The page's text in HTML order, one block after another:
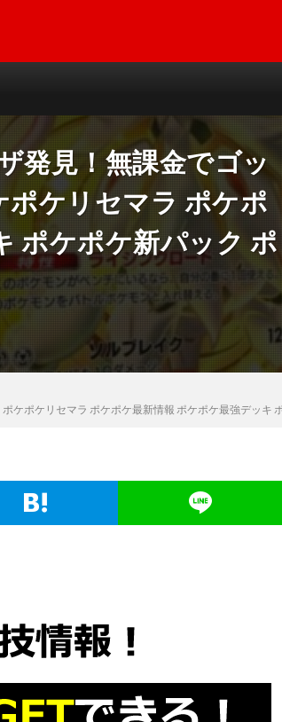
発見！無課金でゴッ
ケリセマラ ポケポ
ポケポケ新パック ポ
ケポケリセマラ ポケポケ最新情報 ポケポケ最強デッキ